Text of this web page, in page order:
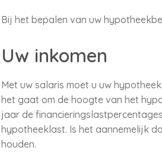
Bij het bepalen van uw
Uw inkomen
Met uw salaris moet u uw
het gaat om de hoogte van het
jaar de
hypotheeklast. Is het aannemelijk
houden.